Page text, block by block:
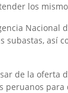
los
Nacional
así
de la oferta
peruanos